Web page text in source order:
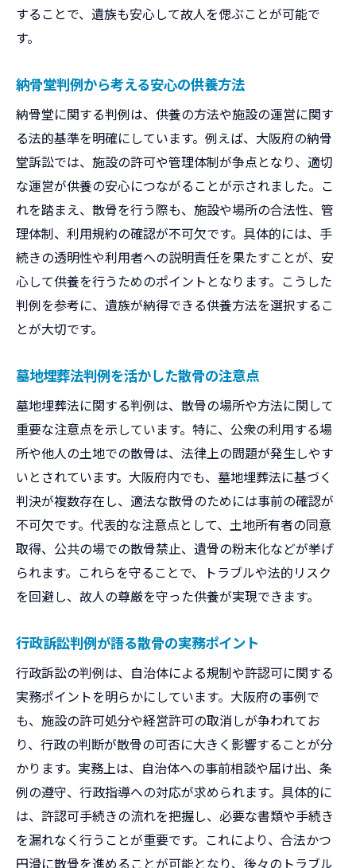
することで、遺族も安心して故人を偲ぶことが可能で
す。
納骨堂判例から考える安心の供養方法
納骨堂に関する判例は、供養の方法や施設の運営に関す
る法的基準を明確にしています。例えば、大阪府の納骨
堂訴訟では、施設の許可や管理体制が争点となり、適切
な運営が供養の安心につながることが示されました。こ
れを踏まえ、散骨を行う際も、施設や場所の合法性、管
理体制、利用規約の確認が不可欠です。具体的には、手
続きの透明性や利用者への説明責任を果たすことが、安
心して供養を行うためのポイントとなります。こうした
判例を参考に、遺族が納得できる供養方法を選択するこ
とが大切です。
墓地埋葬法判例を活かした散骨の注意点
墓地埋葬法に関する判例は、散骨の場所や方法に関して
重要な注意点を示しています。特に、公衆の利用する場
所や他人の土地での散骨は、法律上の問題が発生しやす
いとされています。大阪府内でも、墓地埋葬法に基づく
判決が複数存在し、適法な散骨のためには事前の確認が
不可欠です。代表的な注意点として、土地所有者の同意
取得、公共の場での散骨禁止、遺骨の粉末化などが挙げ
られます。これらを守ることで、トラブルや法的リスク
を回避し、故人の尊厳を守った供養が実現できます。
行政訴訟判例が語る散骨の実務ポイント
行政訴訟の判例は、自治体による規制や許認可に関する
実務ポイントを明らかにしています。大阪府の事例で
も、施設の許可処分や経営許可の取消しが争われてお
り、行政の判断が散骨の可否に大きく影響することが分
かります。実務上は、自治体への事前相談や届け出、条
例の遵守、行政指導への対応が求められます。具体的に
は、許認可手続きの流れを把握し、必要な書類や手続き
を漏れなく行うことが重要です。これにより、合法かつ
円滑に散骨を進めることが可能となり、後々のトラブル